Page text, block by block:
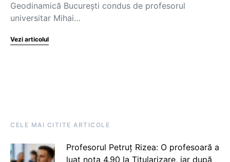
Geodinamică București condus de profesorul
universitar Mihai…
Vezi articolul
CELE MAI CITITE ARTICOLE
Profesorul Petruț Rizea: O profesoară a
luat nota 4.90 la Titularizare, iar după